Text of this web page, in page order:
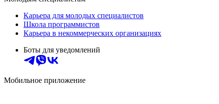
Карьера для молодых специалистов
Школа программистов
Карьера в некоммерческих организациях
Боты для уведомлений
Мобильное приложение